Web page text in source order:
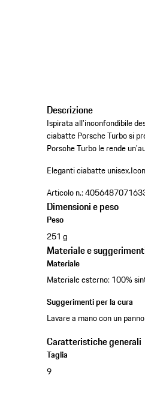
Descrizione
Ispirata all'inconfondibile
ciabatte Porsche Turbo si
Porsche Turbo le rende
Eleganti ciabatte unisex.
Articolo n.:
Dimensioni e peso
Peso
251 g
Materiale e
Materiale
Materiale esterno: 100%
Suggerimenti per la cura
Lavare a mano con un
Caratteristiche generali
Taglia
9